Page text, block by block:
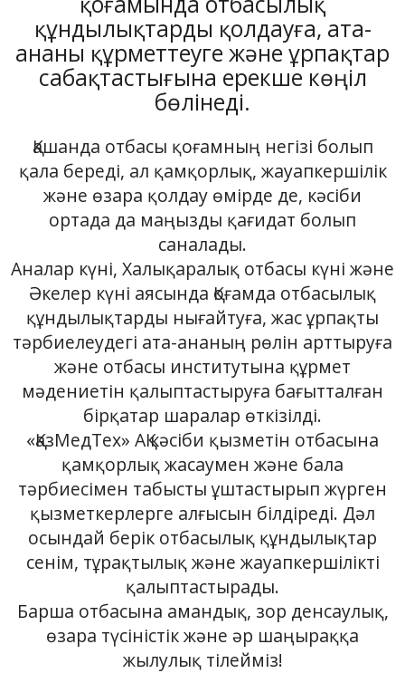
құндылықтарды қолдауға, ата-
ананы құрметтеуге және ұрпақтар
сабақтастығына ерекше көңіл
бөлінеді.
Қашанда отбасы қоғамның негізі болып
қала береді, ал қамқорлық, жауапкершілік
және өзара қолдау өмірде де, кәсіби
ортада да маңызды қағидат болып
саналады.
Аналар күні, Халықаралық отбасы күні және
Әкелер күні аясында Қоғамда отбасылық
құндылықтарды нығайтуға, жас ұрпақты
тәрбиелеудегі ата-ананың рөлін арттыруға
және отбасы институтына құрмет
мәдениетін қалыптастыруға бағытталған
бірқатар шаралар өткізілді.
«ҚазМедТех» АҚ кәсіби қызметін отбасына
қамқорлық жасаумен және бала
тәрбиесімен табысты ұштастырып жүрген
қызметкерлерге алғысын білдіреді. Дәл
осындай берік отбасылық құндылықтар
сенім, тұрақтылық және жауапкершілікті
қалыптастырады.
Барша отбасына амандық, зор денсаулық,
өзара түсіністік және әр шаңыраққа
жылулық тілейміз!